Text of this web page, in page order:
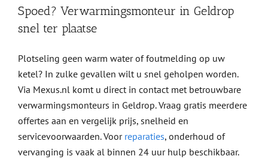
Spoed? Verwarmingsmonteur in Geldrop
snel ter plaatse
Plotseling geen warm water of foutmelding op uw
ketel? In zulke gevallen wilt u snel geholpen worden.
Via Mexus.nl komt u direct in contact met betrouwbare
verwarmingsmonteurs in Geldrop. Vraag gratis meerdere
offertes aan en vergelijk prijs, snelheid en
servicevoorwaarden. Voor reparaties, onderhoud of
vervanging is vaak al binnen 24 uur hulp beschikbaar.